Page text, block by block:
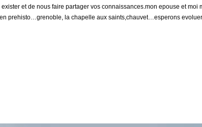
et de nous faire partager vos connaissances.mon epouse et moi
prehisto…grenoble, la chapelle aux saints,chauvet…esperons